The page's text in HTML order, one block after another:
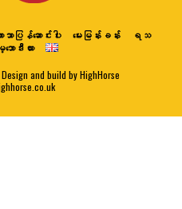
သာပြန်ဆောင်းပါး မေးမြန်းခန်း
ရသ
ာဒီးယား
and build by HighHorse